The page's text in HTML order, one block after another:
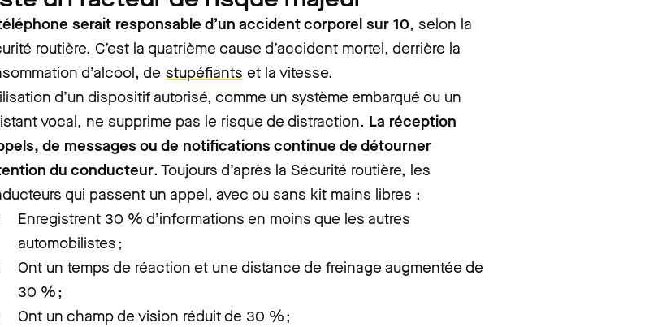
serait responsable d’un accident corporel sur 10, selon la
routière. C’est la quatrième cause d’accident mortel, derrière la
d’alcool, de stupéfiants et la vitesse.
d’un dispositif autorisé, comme un système embarqué ou un
vocal, ne supprime pas le risque de distraction. La réception
de messages ou de notifications continue de détourner
du conducteur. Toujours d’après la Sécurité routière, les
qui passent un appel, avec ou sans kit mains libres :
Enregistrent 30 % d’informations en moins que les autres
automobilistes ;
Ont un temps de réaction et une distance de freinage augmentée de
30 % ;
Ont un champ de vision réduit de 30 % ;